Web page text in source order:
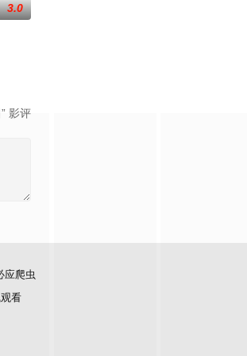
牵引出“婴胎报仇”，“娘娘索命”等一连串
3.0
影评
应爬虫
看